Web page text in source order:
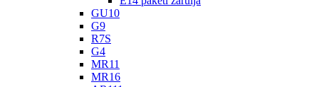
GU10
G9
R7S
G4
MR11
MR16